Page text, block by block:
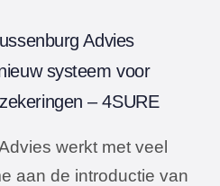
Advies
systeem voor
– 4SURE
werkt met veel
aan de introductie van